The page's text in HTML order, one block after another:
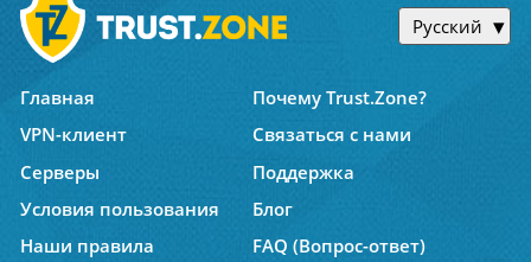
Русский
Главная
Почему Trust.Zone?
VPN-клиент
Связаться с нами
Серверы
Поддержка
Условия пользования
Блог
Наши правила
FAQ (Вопрос-ответ)